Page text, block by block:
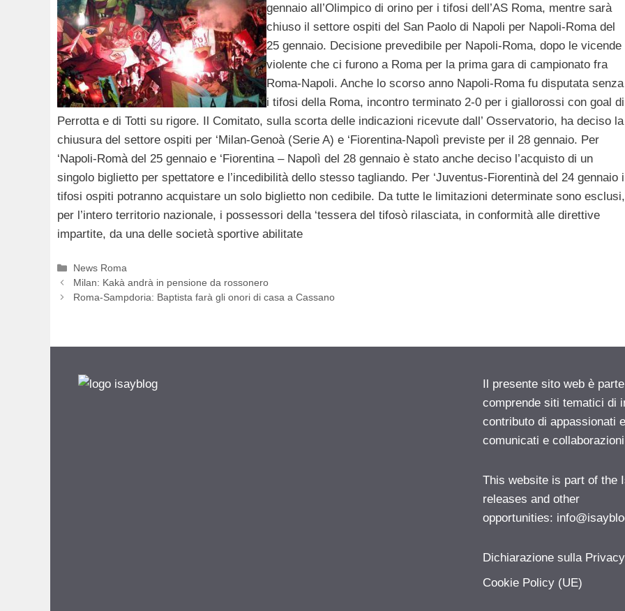
gennaio all’Olimpico di orino per i tifosi dell’AS Roma, mentre sarà
chiuso il settore ospiti del San Paolo di Napoli per Napoli-Roma del
25 gennaio. Decisione prevedibile per Napoli-Roma, dopo le vicende
violente che ci furono a Roma per la prima gara di campionato fra
Roma-Napoli. Anche lo scorso anno Napoli-Roma fu disputata senza
i tifosi della Roma, incontro terminato 2-0 per i giallorossi con goal di
Perrotta e di Totti su rigore. Il Comitato, sulla scorta delle indicazioni ricevute dall’ Osservatorio, ha deciso la
chiusura del settore ospiti per ‘Milan-Genoà (Serie A) e ‘Fiorentina-Napolì previste per il 28 gennaio. Per
‘Napoli-Romà del 25 gennaio e ‘Fiorentina – Napolì del 28 gennaio è stato anche deciso l’acquisto di un
singolo biglietto per spettatore e l’incedibilità dello stesso tagliando. Per ‘Juventus-Fiorentinà del 24 gennaio i
tifosi ospiti potranno acquistare un solo biglietto non cedibile. Da tutte le limitazioni determinate sono esclusi,
per l’intero territorio nazionale, i possessori della ‘tessera del tifosò rilasciata, in conformità alle direttive
impartite, da una delle società sportive abilitate
Categorie
News Roma
Milan: Kakà andrà in pensione da rossonero
Roma-Sampdoria: Baptista farà gli onori di casa a Cassano
Il presente sito web è
comprende siti tematici di
contributo di appassionati
comunicati e
This website is part of the
releases and other
opportunities:
Dichiarazione sulla
Cookie Policy (UE)